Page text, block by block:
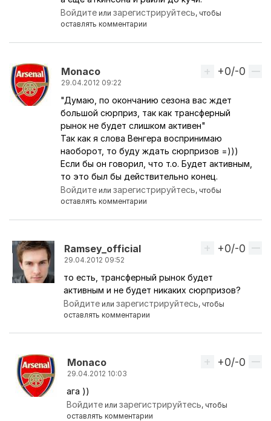
Войдите илизарегистрируйтесь, чтобы
оставлять комментарии
Monaco
29.04.2012 09:22
Вверх
+0/-0
"Думаю, по окончанию сезона вас ждет
большой сюрприз, так как трансферный
рынок не будет слишком активен"
Так как я слова Венгера воспринимаю
наоборот, то буду ждать сюрпризов =)))
Если бы он говорил, что т.о. Будет активным,
то это был бы действительно конец.
Войдите илизарегистрируйтесь, чтобы
оставлять комментарии
Ramsey_official
29.04.2012 09:52
Ответ на комментарий пользователяMonaco
Вверх
+0/-0
то есть, трансферный рынок будет
активным и не будет никаких сюрпризов?
Войдите илизарегистрируйтесь, чтобы
оставлять комментарии
Monaco
29.04.2012 10:03
Ответ на комментарий пользователя
Вверх
+0/-0
ага ))
Войдите илизарегистрируйтесь, чтобы
оставлять комментарии